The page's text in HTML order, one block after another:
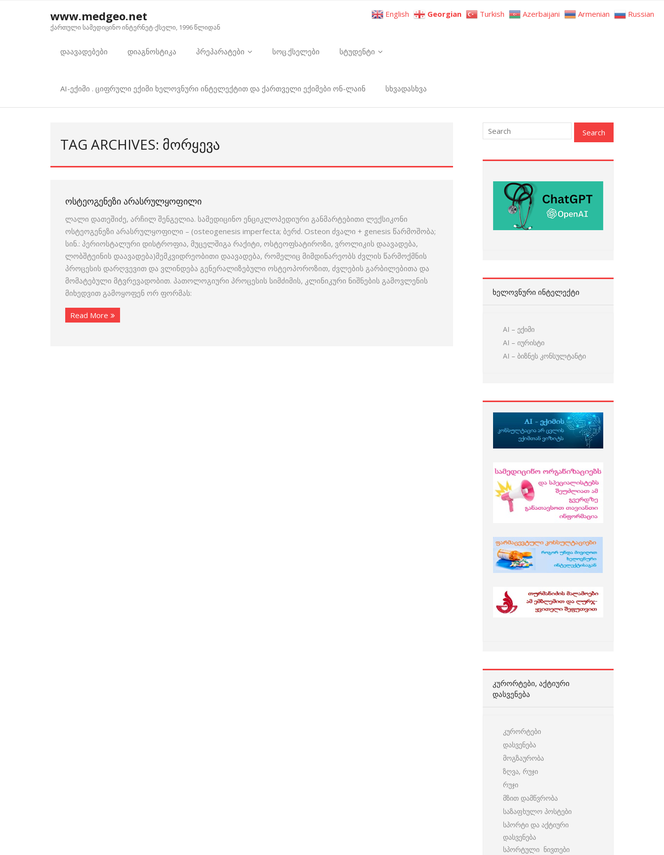
www.medgeo.net
ქართული სამედიცინო ინტერნეტ-ქსელი, 1996 წლიდან
დაავადებები დიაგნოსტიკა პრეპარატები სოც.ქსელები სტუდენტი
AI-ექიმი . ციფრული ექიმი ხელოვნური ინტელექტით და ქართველი ექიმები ონ-ლაინ სხვადასხვა
TAG ARCHIVES: ᲛᲝᲠᲧᲔᲕᲐ
ᲝᲡᲢᲔᲝᲒᲔᲜᲔᲖᲘ ᲐᲠᲐᲡᲠᲣᲚᲧᲝᲤᲘᲚᲘ
ლალი დათეშიძე, არჩილ შენგელია. სამედიცინო ენციკლოპედიური განმარტებითი ლექსიკონი
ოსტეოგენეზი არასრულყოფილი – (osteogenesis imperfecta; ბერძ. Osteon ძვალი + genesis წარმოშობა;
სინ.: პერიოსტალური დისტროფია, მუცელშიგა რაქიტი, ოსტეოფსატიროზი, ვროლიკის დაავადება,
ლობშტეინის დაავადება)მემკვიდრეობითი დაავადება, რომელიც მიმდინარეობს ძვლის წარმოქმნის
პროცესის დარღვევით და ვლინდება გენერალიზებული ოსტეოპოროზით, ძვლების გარბილებითა და
მომატებული მტვრევადობით. პათოლოგიური პროცესის სიმძიმის, კლინიკური ნიშნების გამოვლენის
მიხედვით გამოყოფენ ორ ფორმას:
Read More
ᲮᲔᲚᲝᲕᲜᲣᲠᲘ ᲘᲜᲢᲔᲚᲔᲥᲢᲘ
AI – ექიმი
AI – იურისტი
AI – ბიზნეს კონსულტანტი
ᲙᲣᲠᲝᲠᲢᲔᲑᲘ, ᲐᲥᲢᲘᲣᲠᲘ
ᲓᲐᲡᲕᲔᲜᲔᲑᲐ
კურორტები
დასვენება
მოგზაურობა
ზღვა, რუჯი
რუჯი
მზით დამწვრობა
საზაფხულო პოსტები
სპორტი და აქტიური
დასვენება
სპორტული ნივთები
English Georgian Turkish Azerbaijani Armenian Russian